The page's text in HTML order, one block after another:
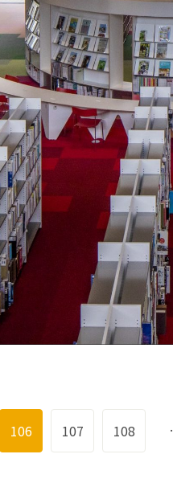
106 107 108